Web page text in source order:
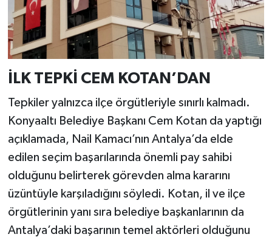
İLK TEPKİ CEM KOTAN’DAN
Tepkiler yalnızca ilçe örgütleriyle sınırlı kalmadı.
Konyaaltı Belediye Başkanı Cem Kotan da yaptığı
açıklamada, Nail Kamacı’nın Antalya’da elde
edilen seçim başarılarında önemli pay sahibi
olduğunu belirterek görevden alma kararını
üzüntüyle karşıladığını söyledi. Kotan, il ve ilçe
örgütlerinin yanı sıra belediye başkanlarının da
Antalya’daki başarının temel aktörleri olduğunu